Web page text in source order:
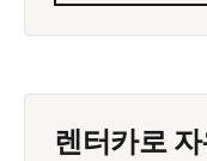
렌터카로